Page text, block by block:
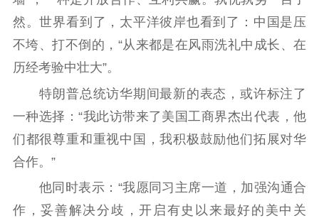
然。世界看到了，太平洋彼岸也看到了：中国是压
不垮、打不倒的，“从来都是在风雨洗礼中成长、在
历经考验中壮大”。
特朗普总统访华期间最新的表态，或许标注了
一种选择：“我此访带来了美国工商界杰出代表，他
们都很尊重和重视中国，我积极鼓励他们拓展对华
合作。”
他同时表示：“我愿同习主席一道，加强沟通合
作，妥善解决分歧，开启有史以来最好的美中关